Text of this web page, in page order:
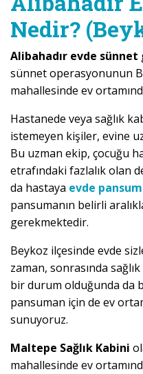
Nedir?
Alibahadır evde sünnet
sünnet operasyonunun
mahallesinde ev
Hastanede veya sağlık
istemeyen kişiler, evine
Bu uzman ekip, çocuğu
etrafındaki fazlalık olan
da hastaya evde
pansumanın belirli
gerekmektedir.
Beykoz ilçesinde evde
zaman, sonrasında
bir durum olduğunda da
pansuman için de ev
sunuyoruz.
Maltepe Sağlık Kabini
mahallesinde ev